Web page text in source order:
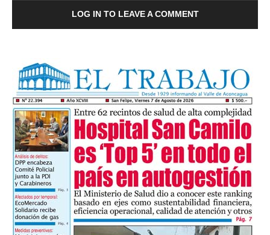
LOG IN TO LEAVE A COMMENT